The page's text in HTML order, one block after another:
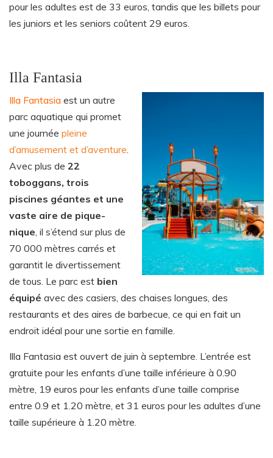
pour les adultes est de 33 euros, tandis que les billets pour
les juniors et les seniors coûtent 29 euros.
Illa Fantasia
Illa Fantasia est un autre
parc aquatique qui promet
une journée pleine
d’amusement et d’aventure.
Avec plus de 22
toboggans, trois
piscines géantes et une
vaste aire de pique-
nique, il s’étend sur plus de
70 000 mètres carrés et
garantit le divertissement
de tous. Le parc est bien
équipé avec des casiers, des chaises longues, des
restaurants et des aires de barbecue, ce qui en fait un
endroit idéal pour une sortie en famille.
Illa Fantasia est ouvert de juin à septembre. L’entrée est
gratuite pour les enfants d’une taille inférieure à 0.90
mètre, 19 euros pour les enfants d’une taille comprise
entre 0.9 et 1.20 mètre, et 31 euros pour les adultes d’une
taille supérieure à 1.20 mètre.